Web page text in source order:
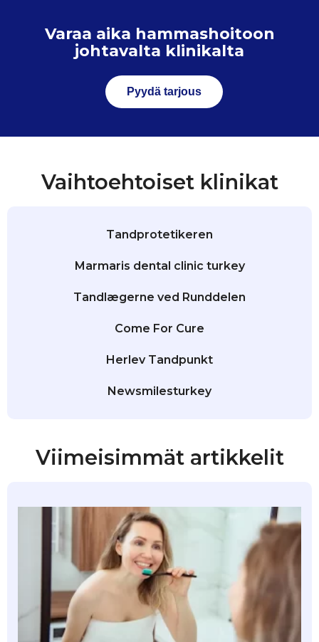
Varaa aika hammashoitoon
johtavalta klinikalta
Pyydä tarjous
Vaihtoehtoiset klinikat
Tandprotetikeren
Marmaris dental clinic turkey
Tandlægerne ved Runddelen
Come For Cure
Herlev Tandpunkt
Newsmilesturkey
Viimeisimmät artikkelit